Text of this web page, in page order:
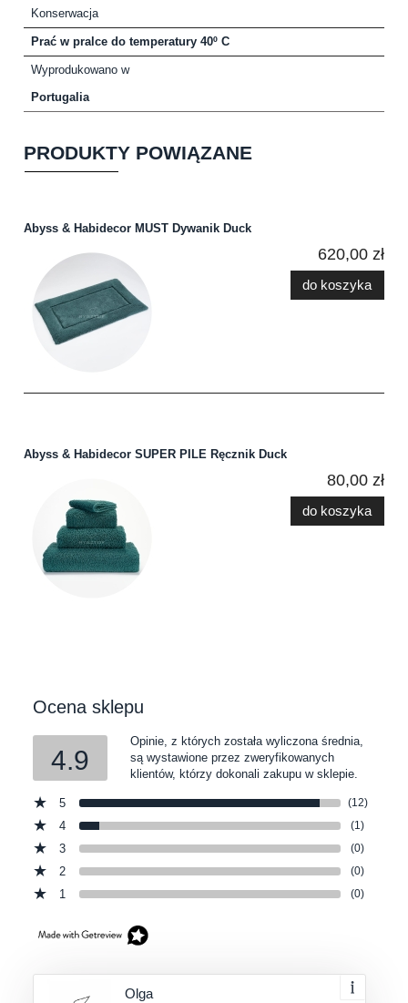
Konserwacja
Prać w pralce do temperatury 40º C
Wyprodukowano w
Portugalia
PRODUKTY POWIĄZANE
Abyss & Habidecor MUST Dywanik Duck
620,00 zł
do koszyka
Abyss & Habidecor SUPER PILE Ręcznik Duck
80,00 zł
do koszyka
Ocena sklepu
4.9
Opinie, z których została wyliczona średnia,
są wystawione przez zweryfikowanych
klientów, którzy dokonali zakupu w sklepie.
5 (12)
4 (1)
3 (0)
2 (0)
1 (0)
Olga